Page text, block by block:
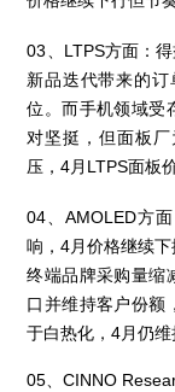
03、LTPS方面：
新品迭代带来的
位。而手机领域受
对坚挺，但面板
压，4月LTPS面板
04、AMOLED方
响，4月价格继续
终端品牌采购量缩
口并维持客户份额
于白热化，4月仍维
05、CINNO